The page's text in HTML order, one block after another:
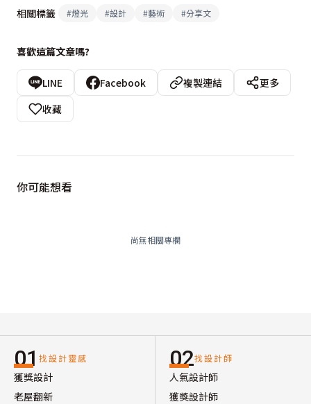
相關標籤 #燈光 #設計 #藝術 #分享文
喜歡這篇文章嗎?
LINE Facebook 複製連結
更多
收藏
你可能想看
尚無相關專欄
01 找設計靈感
獲獎設計
老屋翻新
02找設計師
人氣設計師
獲獎設計師